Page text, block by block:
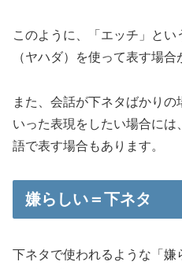
このように、「エッチ」と
（ヤハダ）を使って表す場合
また、 会話が下ネタばかりの
いった表現をしたい場合に
語で表す場合もあります。
嫌らしい＝下ネタ
下ネタで使われるような「嫌